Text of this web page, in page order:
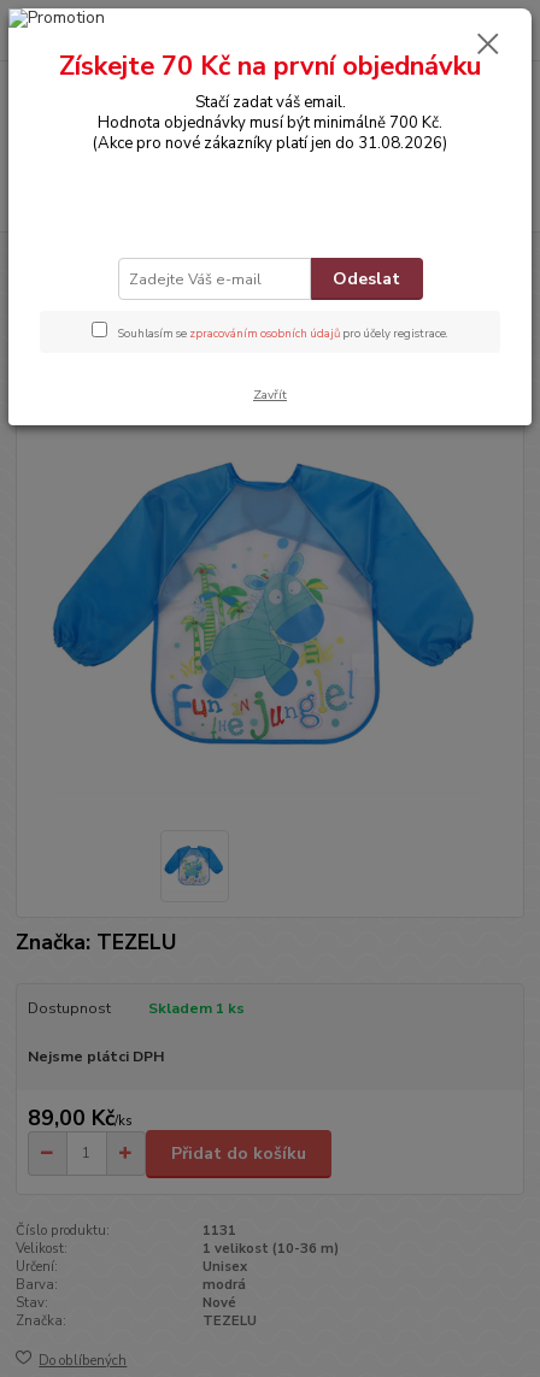
0,00 Kč
POTŘEBY PRO MIMINKA Bryndáček s dlouhým rukávem - ZEBRA
Bryndáček s dlouhým rukávem -
ZEBRA
Značka: TEZELU
Dostupnost Skladem 1 ks
Nejsme plátci DPH
89,00 Kč/ks
Přidat do košíku
Číslo produktu:
1131
Velikost:
1 velikost (10-36 m)
Určení:
Unisex
Barva:
modrá
Stav:
Nové
Značka:
TEZELU
Do oblíbených
Získejte 70 Kč na první objednávku
Stačí zadat váš email.
Hodnota objednávky musí být minimálně 700 Kč.
(Akce pro nové zákazníky platí jen do 31.08.2026)
Odeslat
Souhlasím se zpracováním osobních údajů pro účely registrace.
Zavřít